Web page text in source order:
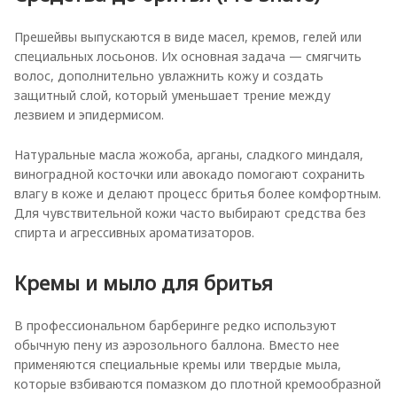
Прешейвы выпускаются в виде масел, кремов, гелей или
специальных лосьонов. Их основная задача — смягчить
волос, дополнительно увлажнить кожу и создать
защитный слой, который уменьшает трение между
лезвием и эпидермисом.
Натуральные масла жожоба, арганы, сладкого миндаля,
виноградной косточки или авокадо помогают сохранить
влагу в коже и делают процесс бритья более комфортным.
Для чувствительной кожи часто выбирают средства без
спирта и агрессивных ароматизаторов.
Кремы и мыло для бритья
В профессиональном барберинге редко используют
обычную пену из аэрозольного баллона. Вместо нее
применяются специальные кремы или твердые мыла,
которые взбиваются помазком до плотной кремообразной